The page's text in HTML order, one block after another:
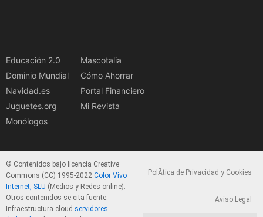
Educación 2.0
Dominio Mundial
Navidad.es
Juguetes.org
Monólogos
Mascotalia
Cómo Ahorrar
Portal Financiero
Mi Revista
© Contenidos bajo licencia Creative
Commons (CC) 1995-2022 Color Vivo
Internet, SLU (Medios y Redes online).
Otros contenidos se cita fuente.
Infraestructura cloud servidores
PolÃ­tica de Privacidad y Cookies
Aviso Legal